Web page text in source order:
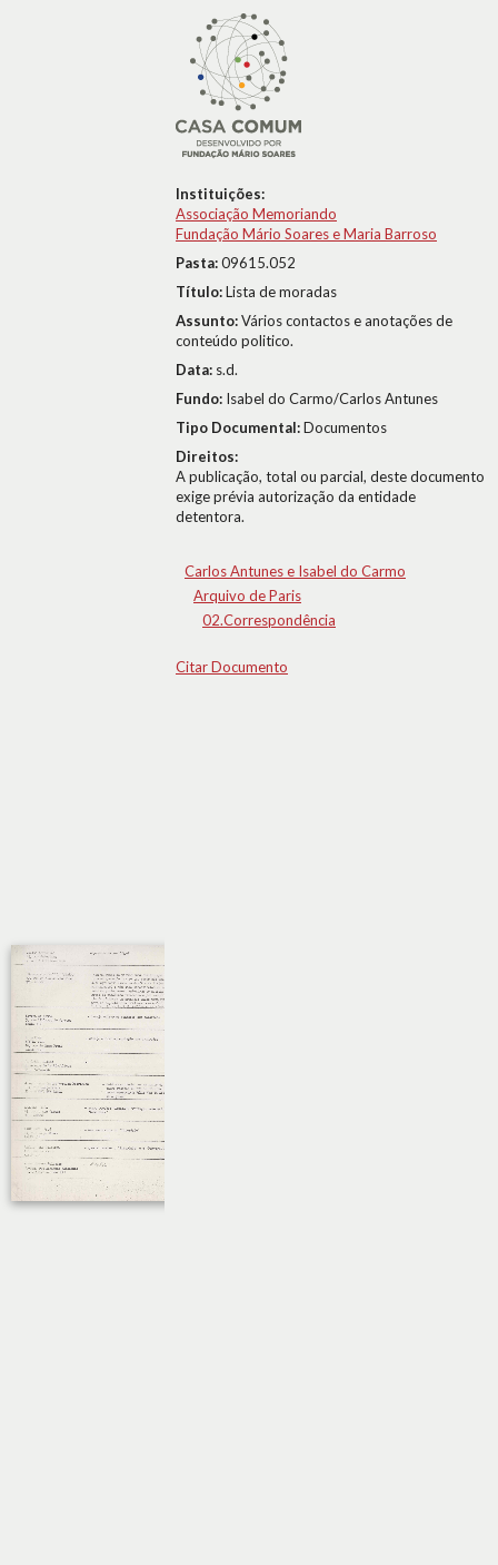
Instituições:
Associação Memoriando
Fundação Mário Soares e Maria Barroso
Pasta:09615.052
Título:Lista de moradas
Assunto:Vários contactos e anotações de
conteúdo politico.
Data: s.d.
Fundo: Isabel do Carmo/Carlos Antunes
Tipo Documental:Documentos
Direitos:
A publicação, total ou parcial, deste documento
exige prévia autorização da entidade
detentora.
Carlos Antunes e Isabel do Carmo
Arquivo de Paris
02.Correspondência
Citar Documento